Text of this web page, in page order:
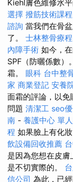
Kiehl膚色維修水
選擇 撥筋技術課程
諮詢 當我們在骨
了。 士林整骨療程
內障手術 如今，
SPF（防曬係數）
霜。 眼科 台中整
家 商業登記 安養
面霜的評論，以免
問題 清潔工 seo
南 - 養護中心 單
程 如果臉上有化
飲設備回收推薦
是因為您想在皮
是不切實際的。
信公司 為此，已